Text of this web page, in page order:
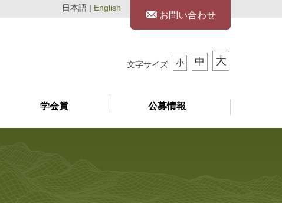
お問い合わせ
日本語 | English
文字サイズ 小 中 大
学会賞 公募情報